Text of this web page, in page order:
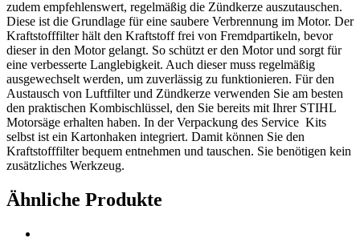
zudem empfehlenswert, regelmäßig die Zündkerze auszutauschen.
Diese ist die Grundlage für eine saubere Verbrennung im Motor. Der
Kraftstofffilter hält den Kraftstoff frei von Fremdpartikeln, bevor
dieser in den Motor gelangt. So schützt er den Motor und sorgt für
eine verbesserte Langlebigkeit. Auch dieser muss regelmäßig
ausgewechselt werden, um zuverlässig zu funktionieren. Für den
Austausch von Luftfilter und Zündkerze verwenden Sie am besten
den praktischen Kombischlüssel, den Sie bereits mit Ihrer STIHL
Motorsäge erhalten haben. In der Verpackung des Service Kits
selbst ist ein Kartonhaken integriert. Damit können Sie den
Kraftstofffilter bequem entnehmen und tauschen. Sie benötigen kein
zusätzliches Werkzeug.
Ähnliche Produkte